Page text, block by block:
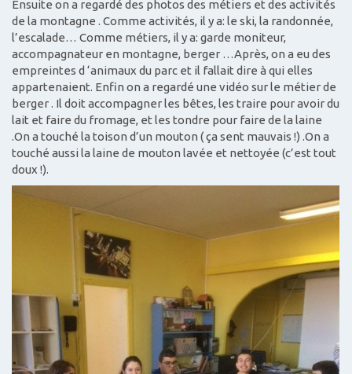
Ensuite on a regardé des photos des métiers et des activités
de la montagne . Comme activités, il y a: le ski, la randonnée,
l’escalade… Comme métiers, il y a: garde moniteur,
accompagnateur en montagne, berger …Après, on a eu des
empreintes d ‘animaux du parc et il fallait dire à qui elles
appartenaient. Enfin on a regardé une vidéo sur le métier de
berger . Il doit accompagner les bêtes, les traire pour avoir du
lait et faire du fromage, et les tondre pour faire de la laine
.On a touché la toison d’un mouton ( ça sent mauvais !) .On a
touché aussi la laine de mouton lavée et nettoyée (c’est tout
doux !).